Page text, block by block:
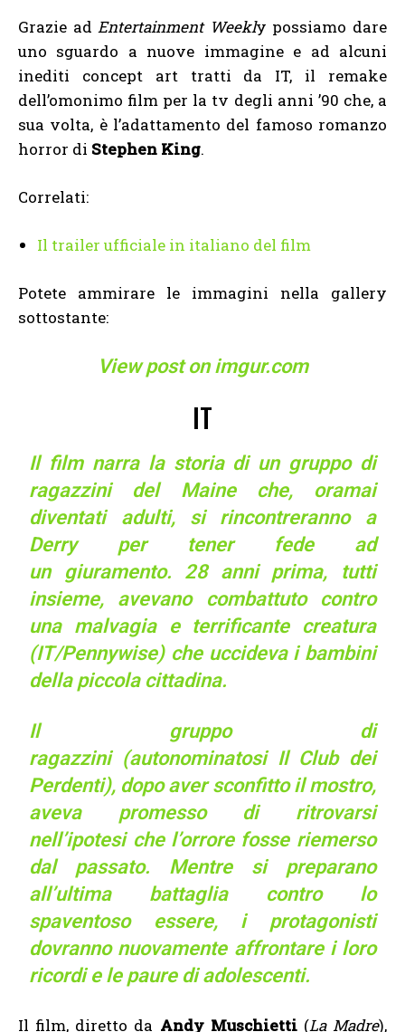
Grazie adEntertainment Weekly possiamo dare
uno sguardo a nuove immagine e ad alcuni
inediti concept art tratti da IT, il remake
dell’omonimo film per la tv degli anni ’90 che, a
sua volta, è l’adattamento del famoso romanzo
horror di Stephen King.
Correlati:
Il trailer ufficiale in italiano del film
Potete ammirare le immagini nella gallery
sottostante:
View post on imgur.com
IT
Il film narra la storia di un gruppo di
ragazzini del Maine che, oramai
diventati adulti, si rincontreranno a
Derry per tener fede ad
un giuramento. 28 anni prima, tutti
insieme, avevano combattuto contro
una malvagia e terrificante creatura
(IT/Pennywise) che uccideva i bambini
della piccola cittadina.
Il gruppo di
ragazzini (autonominatosi Il Club dei
Perdenti), dopo aver sconfitto il mostro,
aveva promesso di ritrovarsi
nell’ipotesi che l’orrore fosse riemerso
dal passato. Mentre si preparano
all’ultima battaglia contro lo
spaventoso essere, i protagonisti
dovranno nuovamente affrontare i loro
ricordi e le paure di adolescenti.
Il film, diretto da Andy Muschietti(La Madre),